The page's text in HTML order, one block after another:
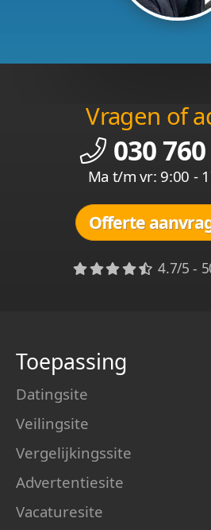
Vragen of
030
Ma t/m vr: 9:00 -
Offerte
4.7/5 -
Toepassing
Datingsite
Veilingsite
Vergelijkingssite
Advertentiesite
Vacaturesite